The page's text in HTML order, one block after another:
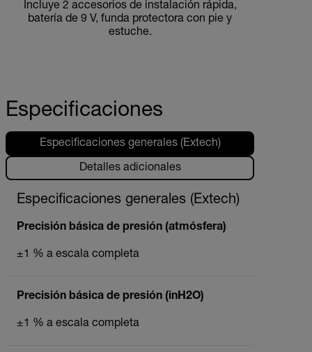
Incluye 2 accesorios de instalación rápida,
batería de 9 V, funda protectora con pie y
estuche.
Especificaciones
Especificaciones generales (Extech)
Detalles adicionales
Especificaciones generales (Extech)
Precisión básica de presión (atmósfera)
±1 % a escala completa
Precisión básica de presión (inH2O)
±1 % a escala completa